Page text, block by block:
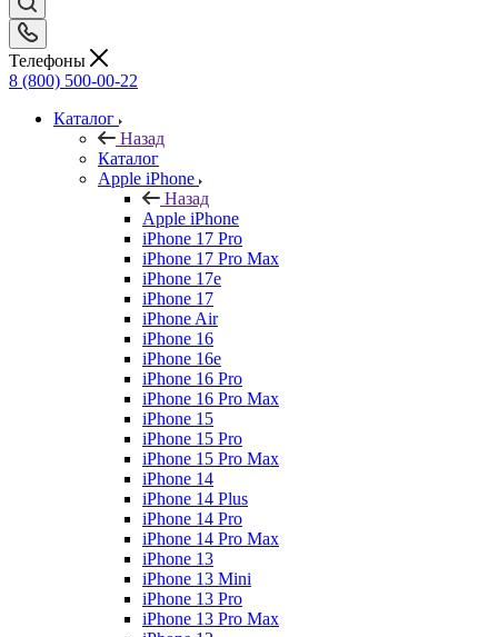
Телефоны
8 (800) 500-00-22
Каталог
Назад
Каталог
Apple iPhone
Назад
Apple iPhone
iPhone 17 Pro
iPhone 17 Pro Max
iPhone 17e
iPhone 17
iPhone Air
iPhone 16
iPhone 16e
iPhone 16 Pro
iPhone 16 Pro Max
iPhone 15
iPhone 15 Pro
iPhone 15 Pro Max
iPhone 14
iPhone 14 Plus
iPhone 14 Pro
iPhone 14 Pro Max
iPhone 13
iPhone 13 Mini
iPhone 13 Pro
iPhone 13 Pro Max